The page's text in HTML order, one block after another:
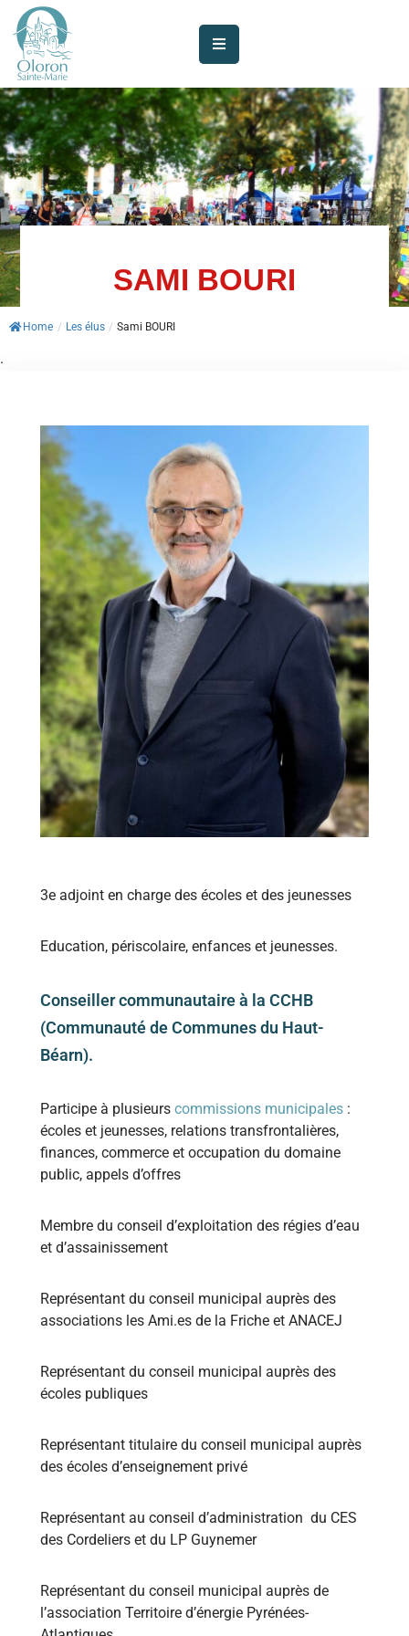
AUJOURD’HUI
À
OLORON
JE
SUIS
MES
SERVICES
VIE
MUNICIPALE
ACTUALITÉS
AGENDA
DÉMARCHES
PAYER
MES
FACTURES
SAMI BOURI
Home / Les élus / Sami BOURI
.
3e adjoint en charge des écoles et des jeunesses
Education, périscolaire, enfances et jeunesses.
Conseiller communautaire à la CCHB
(Communauté de Communes du Haut-
Béarn).
Participe à plusieurs commissions municipales :
écoles et jeunesses, relations transfrontalières,
finances, commerce et occupation du domaine
public, appels d’offres
Membre du conseil d’exploitation des régies d’eau
et d’assainissement
Représentant du conseil municipal auprès des
associations les Ami.es de la Friche et ANACEJ
Représentant du conseil municipal auprès des
écoles publiques
Représentant titulaire du conseil municipal auprès
des écoles d’enseignement privé
Représentant au conseil d’administration du CES
des Cordeliers et du LP Guynemer
Représentant du conseil municipal auprès de
l’association Territoire d’énergie Pyrénées-